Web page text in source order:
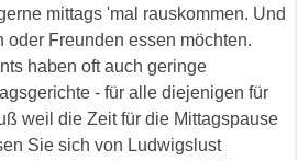
mittags 'mal rauskommen. Und
oder Freunden essen möchten.
haben oft auch geringe
- für alle diejenigen für
weil die Zeit für die Mittagspause
Sie sich von Ludwigslust